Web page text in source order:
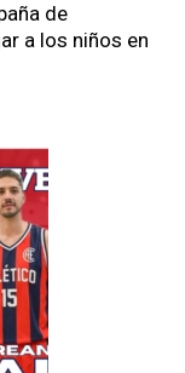
de
a los niños en